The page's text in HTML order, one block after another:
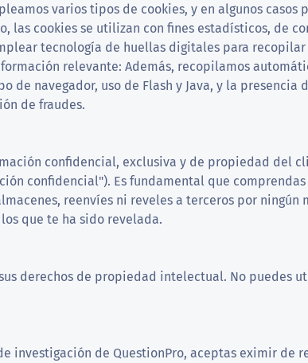
varios tipos de cookies, y en algunos
las cookies se utilizan con fines estadísticos, de
tecnología de huellas digitales para
relevante: Además, recopilamos
de navegador, uso de Flash y Java, y la
de fraudes.
confidencial, exclusiva y de propiedad del
confidencial"). Es fundamental que
reenvíes ni reveles a terceros por
que te ha sido revelada.
derechos de propiedad intelectual. No puedes
investigación de QuestionPro, aceptas eximir de